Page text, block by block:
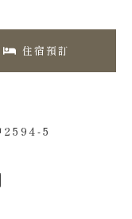
住宿預訂
2594-5